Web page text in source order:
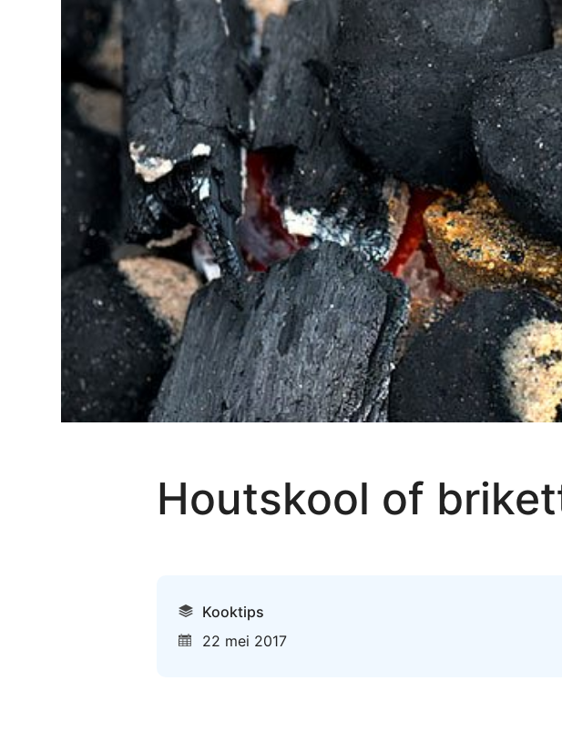
Houtskool of
Kooktips
22 mei 2017